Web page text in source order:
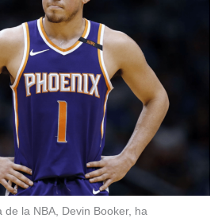
de la NBA, Devin Booker, ha